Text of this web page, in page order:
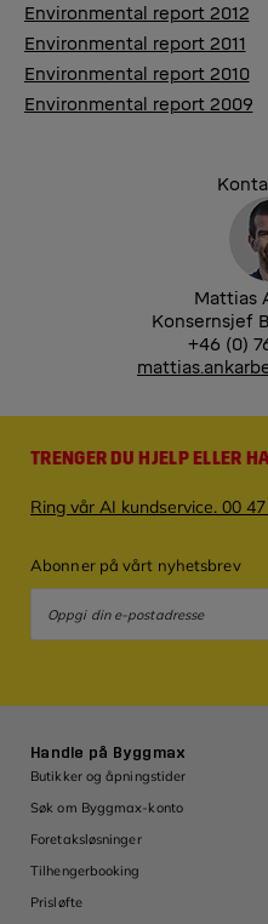
Environmental report 2012
Environmental report 2011
Environmental report 2010
Environmental report 2009
Mattias
Konsernsjef
+46 (0)
TRENGER DU HJELP ELLER
Ring vår AI kundservice. 00
Abonner på vårt nyhetsbrev
Handle på Byggmax
Butikker og åpningstider
Søk om Byggmax-konto
Foretaksløsninger
Tilhengerbooking
Prisløfte